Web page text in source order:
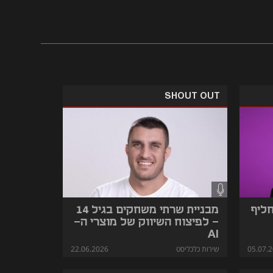
SHOUT OUT
מבניית שרתי משחקים בגיל 14
- לפיצוח השיווק של מוצרי ה-
AI
שירות כלכליסט 22.06.2026